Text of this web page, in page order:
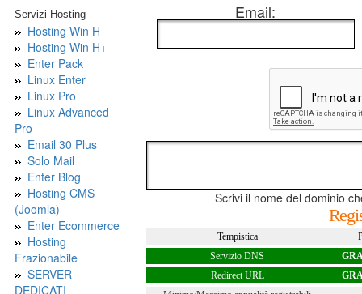
Servizi Hosting
Hosting Win H
Hosting Win H+
Enter Pack
Linux Enter
Linux Pro
Linux Advanced
Pro
Email 30 Plus
Solo Mail
Enter Blog
Hosting CMS
(Joomla)
Enter Ecommerce
Hosting
Frazionabile
SERVER
DEDICATI
Email:
Scrivi il nome del dominio
Tempistica
Servizio DNS
Redirect URL